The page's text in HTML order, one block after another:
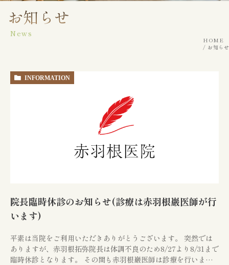
初めての方へ
診療案内
CONTACT
江東区で胃腸や肛門でお
悩みの方は
お気軽にご相談下さい
お知らせ
News
HOME
お知らせ
INFORMATION
院長臨時休診のお知らせ(診療は赤羽根巖医師が行
います)
平素は当院をご利用いただきありがとうございます。 突然では
ありますが、赤羽根拓弥院長は体調不良のため8/27より8/31まで
臨時休診となります。 その間も赤羽根巖医師は診療を行います